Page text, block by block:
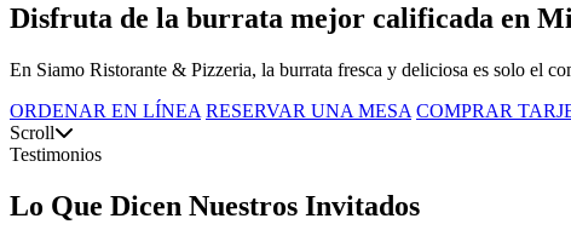
Disfruta de la burrata mejor calificada en
En Siamo Ristorante & Pizzeria, la burrata fresca y deliciosa es solo el
ORDENAR EN LÍNEA RESERVAR UNA MESA COMPRAR
Scroll
Testimonios
Lo Que Dicen Nuestros Invitados